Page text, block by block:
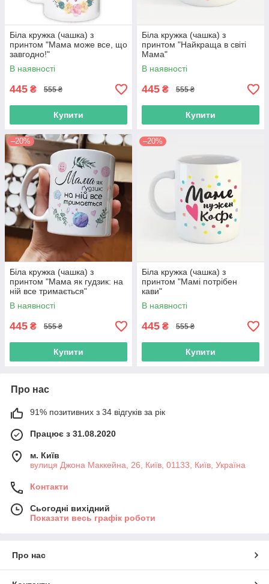
Біла кружка (чашка) з
принтом "Мама може все, що
завгодно!"
В наявності
445 ₴ 555 ₴
Купити
Біла кружка (чашка) з
принтом "Найкраща в світі
Мама"
В наявності
445 ₴ 555 ₴
Купити
–20%
Біла кружка (чашка) з
принтом "Мама як гудзик: на
ній все тримається"
В наявності
445 ₴ 555 ₴
Купити
–20%
Біла кружка (чашка) з
принтом "Мамі потрібен
кави"
В наявності
445 ₴ 555 ₴
Купити
Про нас
91% позитивних з 34 відгуків за рік
Працює з 31.08.2020
м. Київ
вулиця Джона Маккейна, 26, Київ, 01133, Київ, Україна
Контакти
Сьогодні вихідний
Показати весь графік роботи
Про нас